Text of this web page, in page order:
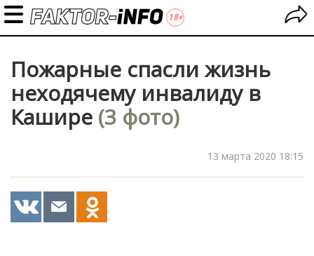
Пожарные спасли жизнь
неходячему инвалиду в
Кашире (3 фото)
13 марта 2020 18:15